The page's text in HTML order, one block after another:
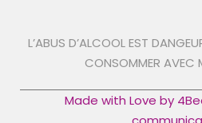
L’ABUS D’ALCOOL EST
CONSOMMER AVEC
Made with Love by